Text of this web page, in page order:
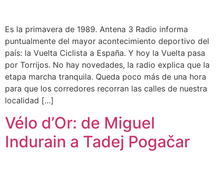
Es la primavera de 1989. Antena 3 Radio informa
puntualmente del mayor acontecimiento deportivo del
país: la Vuelta Ciclista a España. Y hoy la Vuelta pasa
por Torrijos. No hay novedades, la radio explica que la
etapa marcha tranquila. Queda poco más de una hora
para que los corredores recorran las calles de nuestra
localidad […]
Vélo d’Or: de Miguel
Indurain a Tadej Pogačar